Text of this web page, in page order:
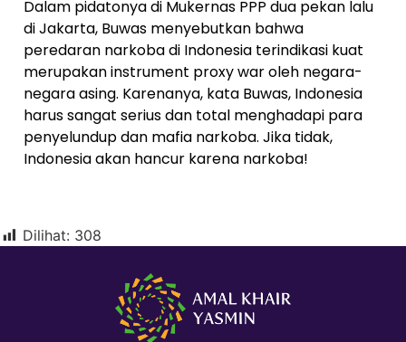
Dalam pidatonya di Mukernas PPP dua pekan lalu
di Jakarta, Buwas menyebutkan bahwa
peredaran narkoba di Indonesia terindikasi kuat
merupakan instrument proxy war oleh negara-
negara asing. Karenanya, kata Buwas, Indonesia
harus sangat serius dan total menghadapi para
penyelundup dan mafia narkoba. Jika tidak,
Indonesia akan hancur karena narkoba!
Dilihat: 308